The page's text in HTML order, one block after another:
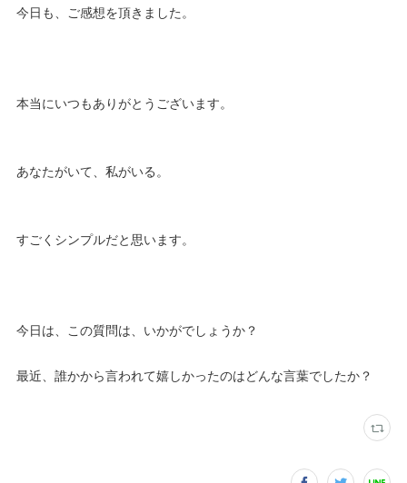
今日も、ご感想を頂きました。
本当にいつもありがとうございます。
あなたがいて、私がいる。
すごくシンプルだと思います。
今日は、この質問は、いかがでしょうか？
最近、誰かから言われて嬉しかったのはどんな言葉でしたか？